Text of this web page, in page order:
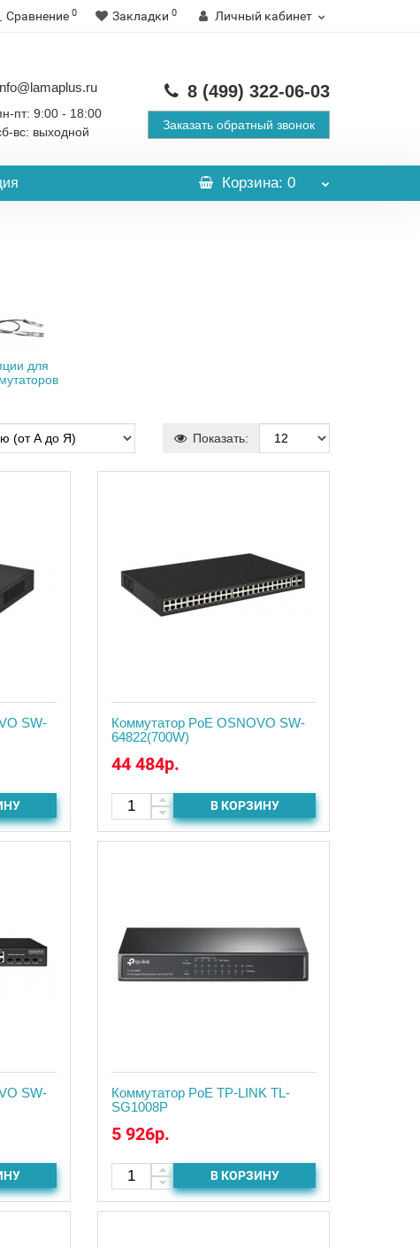
Сравнение 0 Закладки 0 Личный кабинет
пт: 9:00 - 18:00
вс: выходной
8 (499) 322-06-03
Заказать обратный звонок
Корзина: 0
для
Показать:
SW-
Коммутатор PoE OSNOVO SW-
64822(700W)
44 484р.
В КОРЗИНУ
SW-
Коммутатор PoE TP-LINK TL-
SG1008P
5 926р.
В КОРЗИНУ